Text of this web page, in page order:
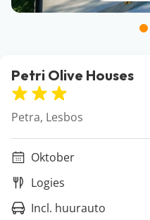
Petri Olive Houses
Petra, Lesbos
Oktober
Logies
Incl. huurauto